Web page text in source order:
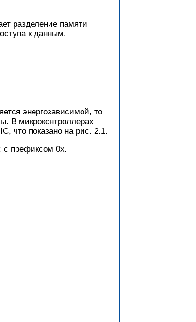
разделение памяти
к данным.
энергозависимой, то
В микроконтроллерах
что показано на рис. 2.1.
с префиксом 0х.